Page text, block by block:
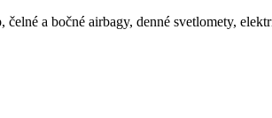
a bočné airbagy, denné svetlomety,